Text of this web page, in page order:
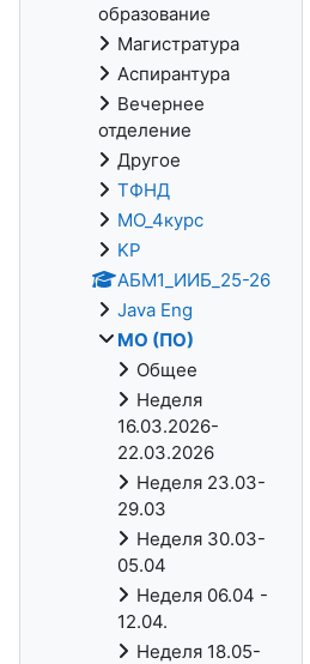
образование
Магистратура
Аспирантура
Вечернее
отделение
Другое
ТФНД
МО_4курс
KP
АБМ1_ИИБ_25-26
Java Eng
МО (ПО)
Общее
Неделя
16.03.2026-
22.03.2026
Неделя 23.03-
29.03
Неделя 30.03-
05.04
Неделя 06.04 -
12.04.
Неделя 18.05-